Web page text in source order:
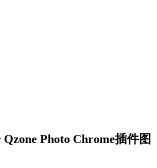
Photo Chrome插件图